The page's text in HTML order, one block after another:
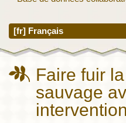
Faire fuir
sauvage
intervention